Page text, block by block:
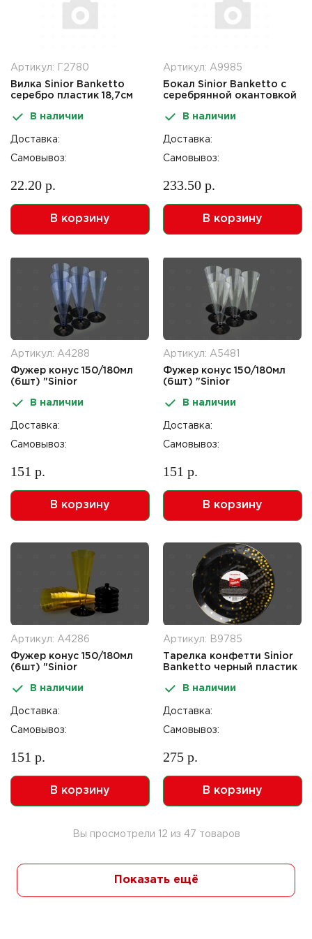
Артикул: Г2780
Вилка Sinior Banketto
серебро пластик 18,7см
В наличии
Доставка:
Самовывоз:
22.20 р.
В корзину
Артикул: А9985
Бокал Sinior Banketto с
серебрянной окантовкой
В наличии
Доставка:
Самовывоз:
233.50 р.
В корзину
Артикул: А4288
Фужер конус 150/180мл
(6шт) "Sinior
ножкаВ наличии
Доставка:
Самовывоз:
151 р.
В корзину
Артикул: А5481
Фужер конус 150/180мл
(6шт) "Sinior
черная ножка
В наличии
Доставка:
Самовывоз:
151 р.
В корзину
Артикул: А4286
Фужер конус 150/180мл
(6шт) "Sinior
ножкаВ наличии
Доставка:
Самовывоз:
151 р.
В корзину
Артикул: В9785
Тарелка конфетти Sinior
Banketto черный пластик
В наличии
Доставка:
Самовывоз:
275 р.
В корзину
Вы просмотрели 12 из 47 товаров
Показать ещё